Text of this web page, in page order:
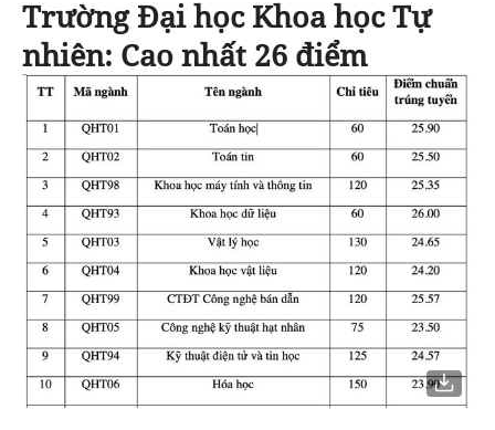
Trường Đại học Khoa học Tự
nhiên: Cao nhất 26 điểm